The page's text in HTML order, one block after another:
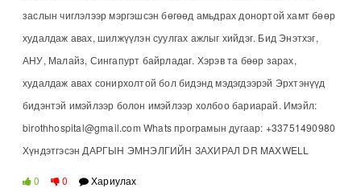
заслын чиглэлээр мэргэшсэн бөгөөд амьдрах донортой хамт бөөр
худалдаж авах, шилжүүлэн суулгах ажлыг хийдэг. Бид Энэтхэг,
АНУ, Малайз, Сингапурт байрладаг. Хэрэв та бөөр зарах,
худалдаж авах сонирхолтой бол бидэнд мэдэгдээрэй Эрхтэнүүд
бидэнтэй имэйлээр болон имэйлээр холбоо бариарай. Имэйл:
birothhospital@gmail.com Whats програмын дугаар: +33751490980
Хүндэтгэсэн ДАРГЫН ЭМНЭЛГИЙН ЗАХИРАЛ DR MAXWELL
0 0 Хариулах